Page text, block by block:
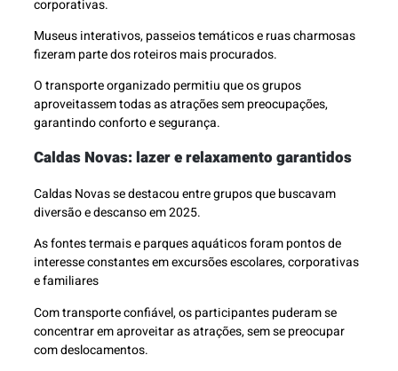
corporativas.
Museus interativos, passeios temáticos e ruas charmosas
fizeram parte dos roteiros mais procurados.
O transporte organizado permitiu que os grupos
aproveitassem todas as atrações sem preocupações,
garantindo conforto e segurança.
Caldas Novas: lazer e relaxamento garantidos
Caldas Novas se destacou entre grupos que buscavam
diversão e descanso em 2025.
As fontes termais e parques aquáticos foram pontos de
interesse constantes em excursões escolares, corporativas
e familiares
Com transporte confiável, os participantes puderam se
concentrar em aproveitar as atrações, sem se preocupar
com deslocamentos.